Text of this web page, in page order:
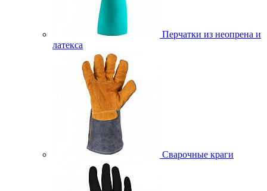
Перчатки из неопрена и
латекса
Сварочные краги